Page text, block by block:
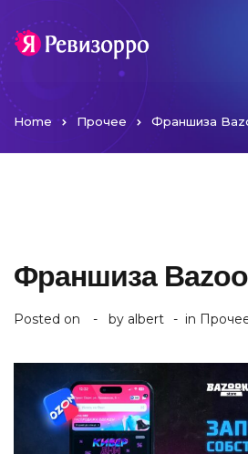
Home Прочее Франшиза
Франшиза
Posted on by albert in